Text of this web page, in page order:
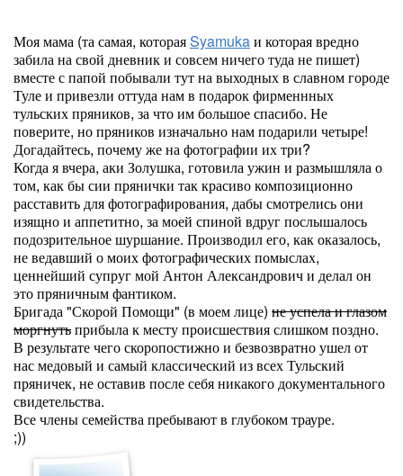
Моя мама (та самая, котораяSyamukaи которая вредно
забила на свой дневник и совсем ничего туда не пишет)
вместе с папой побывали тут на выходных в славном городе
Туле и привезли оттуда нам в подарок фирменнных
тульских пряников, за что им большое спасибо. Не
поверите, но пряников изначально нам подарили четыре!
Догадайтесь, почему же на фотографии их три?
Когда я вчера, аки Золушка, готовила ужин и размышляла о
том, как бы сии прянички так красиво композиционно
расставить для фотографирования, дабы смотрелись они
изящно и аппетитно, за моей спиной вдруг послышалось
подозрительное шуршание. Производил его, как оказалось,
не ведавший о моих фотографических помыслах,
ценнейший супруг мой Антон Александрович и делал он
это пряничным фантиком.
Бригада "Скорой Помощи" (в моем лице) не успела и глазом
моргнутьприбыла к месту происшествия слишком поздно.
В результате чего скоропостижно и безвозвратно ушел от
нас медовый и самый классический из всех Тульский
пряничек, не оставив после себя никакого документального
свидетельства.
Все члены семейства пребывают в глубоком трауре.
;))